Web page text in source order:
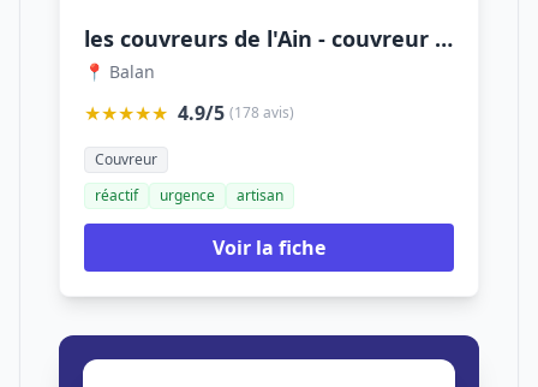
les couvreurs de l'Ain - couvreur à balan - réparation toiture - charpentier couvreur zingueur - devis toiture - déplacement sous 24h - meximieux - dagneux - beynost - miribel - la valbonne
📍 Balan
★★★★★ 4.9/5 (178 avis)
Couvreur
réactif
urgence artisan
Voir la fiche